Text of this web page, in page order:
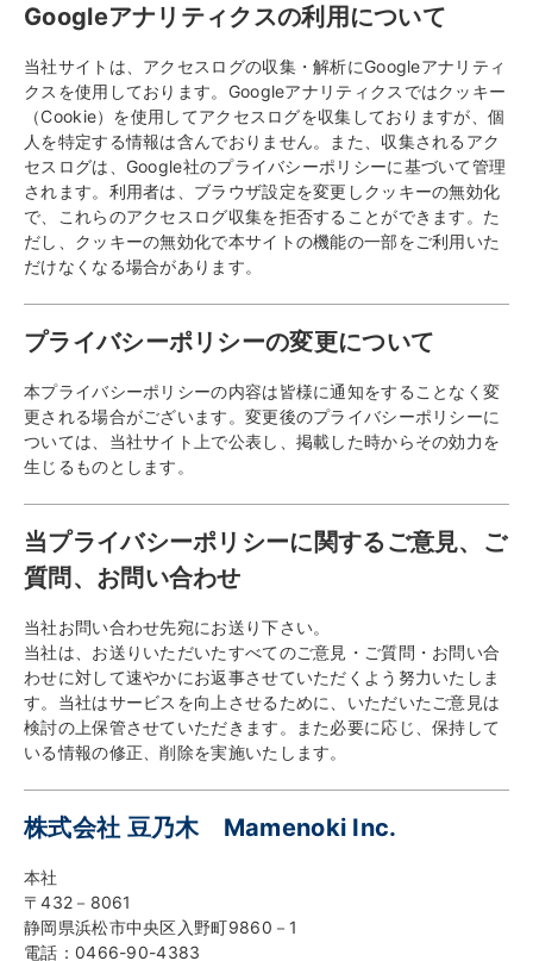
Googleアナリティクスの利用について
当社サイトは、アクセスログの収集・解析にGoogleアナリティ
クスを使用しております。Googleアナリティクスではクッキー
（Cookie）を使用してアクセスログを収集しておりますが、個
人を特定する情報は含んでおりません。また、収集されるアク
セスログは、Google社のプライバシーポリシーに基づいて管理
されます。利用者は、ブラウザ設定を変更しクッキーの無効化
で、これらのアクセスログ収集を拒否することができます。た
だし、クッキーの無効化で本サイトの機能の一部をご利用いた
だけなくなる場合があります。
プライバシーポリシーの変更について
本プライバシーポリシーの内容は皆様に通知をすることなく変
更される場合がございます。変更後のプライバシーポリシーに
ついては、当社サイト上で公表し、掲載した時からその効力を
生じるものとします。
当プライバシーポリシーに関するご意見、ご
質問、お問い合わせ
当社お問い合わせ先宛にお送り下さい。
当社は、お送りいただいたすべてのご意見・ご質問・お問い合
わせに対して速やかにお返事させていただくよう努力いたしま
す。当社はサービスを向上させるために、いただいたご意見は
検討の上保管させていただきます。また必要に応じ、保持して
いる情報の修正、削除を実施いたします。
株式会社 豆乃木 Mamenoki Inc.
本社
〒432－8061
静岡県浜松市中央区入野町9860－1
電話：0466-90-4383